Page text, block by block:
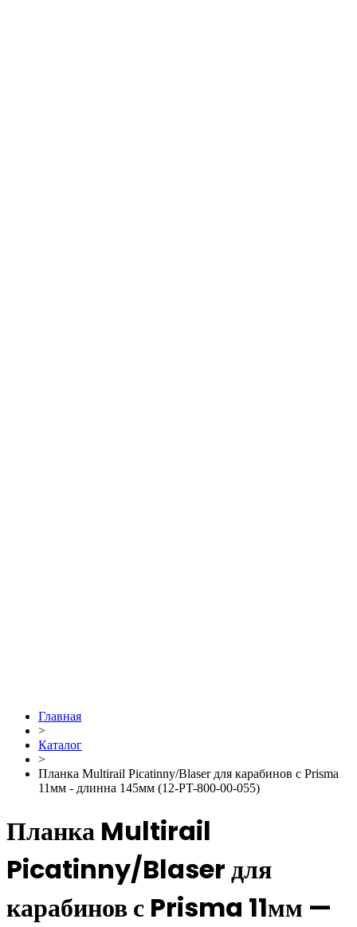
Главная
>
Каталог
>
Планка Multirail Picatinny/Blaser для карабинов с Prisma
11мм - длинна 145мм (12-PT-800-00-055)
Планка Multirail
Picatinny/Blaser для
карабинов с Prisma 11мм —